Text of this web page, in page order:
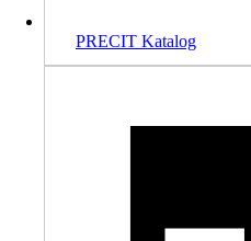
PRECIT Katalog